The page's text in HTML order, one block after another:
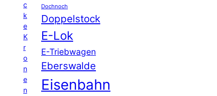
c
k
e
K
r
o
n
e
n
Dochnoch
Doppelstock
E-Lok
E-Triebwagen
Eberswalde
Eisenbahn